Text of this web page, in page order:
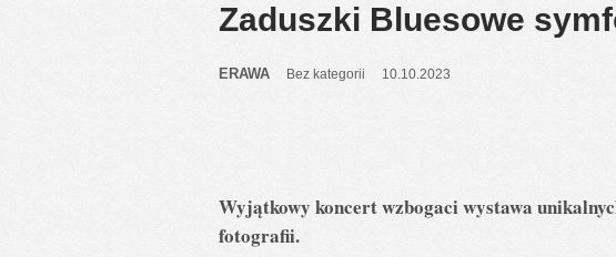
Zaduszki Bluesowe
ERAWA Bez kategorii 10.10.2023
Wyjątkowy koncert wzbogaci wystawa
fotografii.